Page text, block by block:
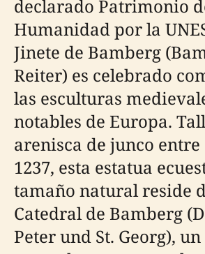
declarado Patrimonio
Humanidad por la
Jinete de Bamberg
Reiter) es celebrado
las esculturas
notables de Europa.
arenisca de junco entre
1237, esta estatua
tamaño natural reside
Catedral de Bamberg
Peter und St. Georg),